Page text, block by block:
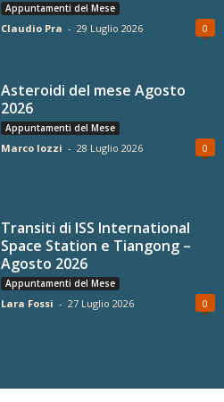
Appuntamenti del Mese
Claudio Pra - 29 Luglio 2026 0
Asteroidi del mese Agosto
2026
Appuntamenti del Mese
Marco Iozzi - 28 Luglio 2026 0
Transiti di ISS International
Space Station e Tiangong –
Agosto 2026
Appuntamenti del Mese
Lara Fossi - 27 Luglio 2026 0